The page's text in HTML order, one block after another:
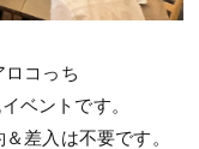
コっち
ベントです。
差入は不要です。